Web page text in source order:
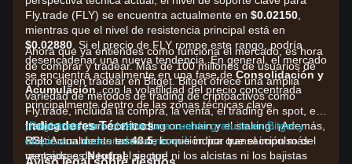
Fly.trade (FLY) se encuentra actualmente en $0.02150
mientras que el nivel de resistencia principal está en
$0.02880 . Si el precio de FLY rompe este rango, podría
desencadenar una nueva tendencia. En general, el mercado
se encuentra actualmente en una fase de Consolidación y
Acumulación , con la volatilidad del precio concentrada
principalmente dentro de las zonas técnicas clave.
Indicadores Técnicos
RSI:Actualmente en48.5, lo que indica que el impulso del
mercado esNeutral, sin que ni los alcistas ni los bajistas
Ahora que ya entiendes cómo funciona el mercado, es hora
de comprar y tradear. Más de 100 millones de usuarios de
cripto eligen tradear en Bitget. Bitget ofrece una amplia
variedad de métodos de trading de criptoactivos como
Fly.trade, incluida la compra, la venta, el trading en spot, el
trading de futuros, el trading on-chain y el staking. ¡Además,
ofrece una de las tasas de comisión por transacción más
ventajosas de todo el sector!
¡Regístrate para obtener una cuenta gratuita en Bitget y
empieza a tradear ahora mismo!